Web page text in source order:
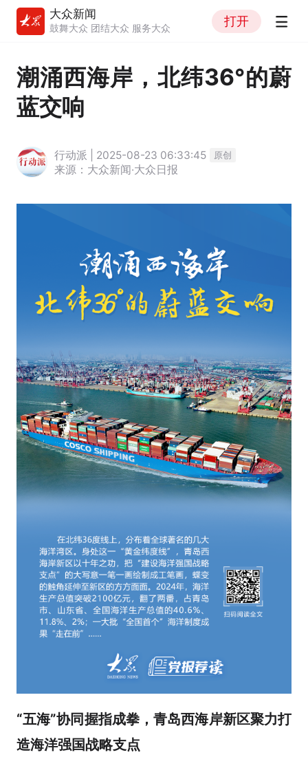
大众新闻
鼓舞大众 团结大众 服务大众
打开
潮涌西海岸，北纬36°的蔚
蓝交响
行动派 | 2025-08-23 06:33:45 原创
来源：大众新闻·大众日报
“五海”协同握指成拳，青岛西海岸新区聚力打
造海洋强国战略支点